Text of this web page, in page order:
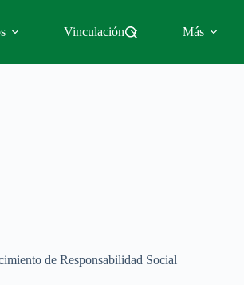
Vinculación Más
de Responsabilidad Social